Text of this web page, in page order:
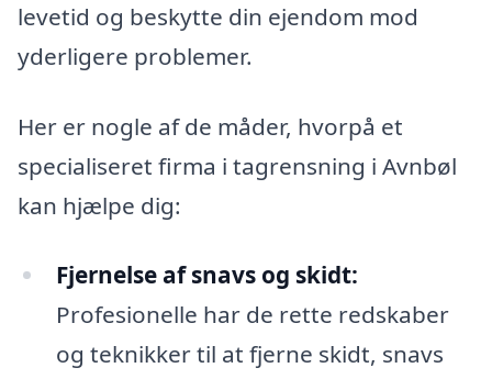
levetid og beskytte din ejendom mod
yderligere problemer.
Her er nogle af de måder, hvorpå et
specialiseret firma i tagrensning i Avnbøl
kan hjælpe dig:
Fjernelse af snavs og skidt:
Profesionelle har de rette redskaber
og teknikker til at fjerne skidt, snavs